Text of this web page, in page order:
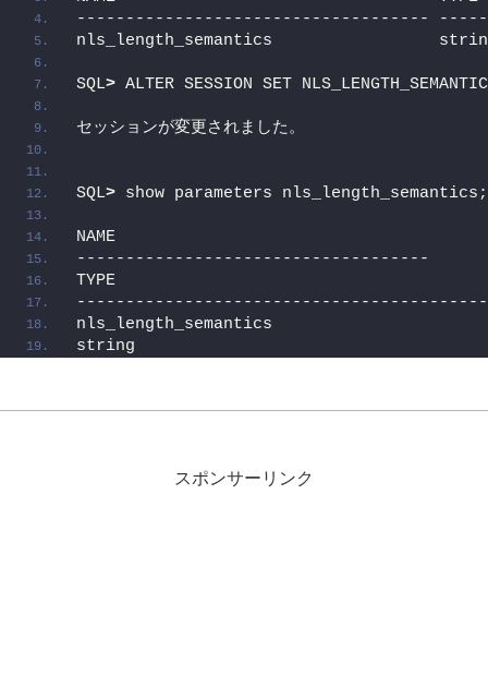
------------------------------------
nls_length_semantics
SQL> ALTER SESSION SET
セッションが変更されました。
SQL> show parameters nls_length_semantics;
NAME
------------------------------------
TYPE
nls_length_semantics
string
スポンサーリンク